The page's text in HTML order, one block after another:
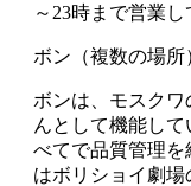
～23時まで営業し
ボン（複数の場所
ボンは、モスク
んとして機能し
べてで品質管理
はボリショイ劇